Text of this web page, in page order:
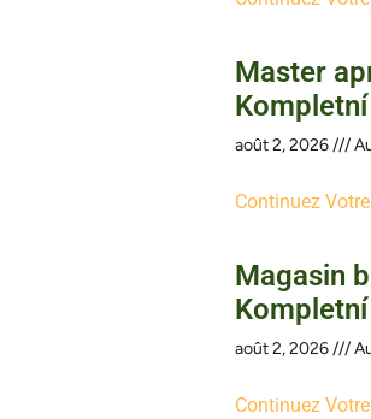
Master
août 2, 2026
Continuez
Magasin
août 2, 2026
Continuez